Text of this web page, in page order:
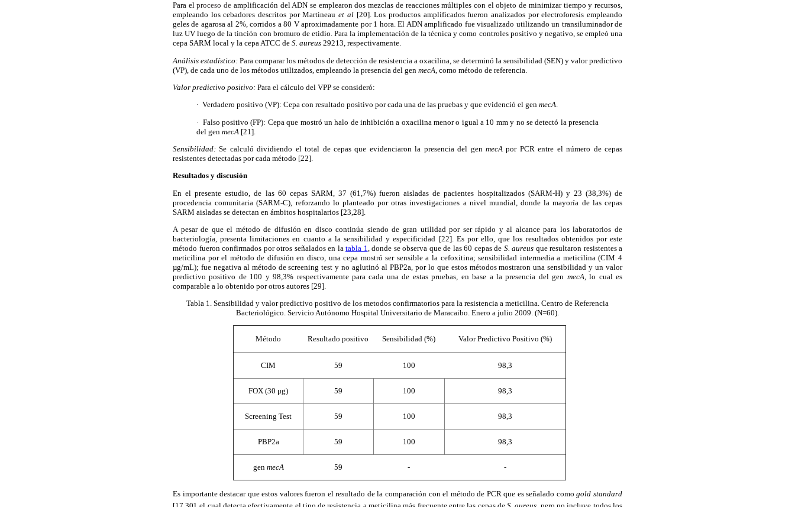
Para elproceso de amplificación del ADN se emplearon dos mezclas de reacciones múltiples con el objeto de minimizar tiempo y recursos,
empleando los cebadores descritos por Martineauet al[20]. Los productos amplificados fueron analizados por electroforesis empleando
geles de agarosa al 2%, corridos a 80 V aproximadamente por 1 hora. El ADN amplificado fue visualizado utilizando un transiluminador de
luz UV luego de la tinción con bromuro de etidio. Para la implementación de la técnica y como controles positivo y negativo, se empleó una
cepa SARM local y la cepa ATCC de S. aureus 29213, respectivamente.
Análisis estadístico: Para comparar los métodos de detección de resistencia a oxacilina, se determinó la sensibilidad (SEN) y valor predictivo
(VP), de cada uno de los métodos utilizados, empleando la presencia del gen mecA , como método de referencia.
Valor predictivo positivo: Para el cálculo del VPP se consideró:
· Verdadero positivo (VP): Cepa con resultado positivo por cada una de las pruebas y que evidenció el gen mecA.
· Falso positivo (FP): Cepa que mostró un halo de inhibición a oxacilina menor o igual a 10 mm y no se detectó la presencia
del gen mecA [21].
Sensibilidad: Se calculó dividiendo el total de cepas que evidenciaron la presencia del genmecA por PCR entre el número de cepas
resistentes detectadas por cada método [22].
Resultados y discusión
En el presente estudio, de las 60 cepas SARM, 37 (61,7%) fueron aisladas de pacientes hospitalizados (SARM-H) y 23 (38,3%) de
procedencia comunitaria (SARM-C), reforzando lo planteado por otras investigaciones a nivel mundial, donde la mayoría de las cepas
SARM aisladas se detectan en ámbitos hospitalarios [23,28].
A pesar de que el método de difusión en disco continúa siendo de gran utilidad por ser rápido y al alcance para los laboratorios de
bacteriología, presenta limitaciones en cuanto a la sensibilidad y especificidad [22]. Es por ello, que los resultados obtenidos por este
método fueron confirmados por otros señalados en la tabla 1 , donde se observa que de las 60 cepas de S. aureus que resultaron resistentes a
meticilina por el método de difusión en disco, una cepa mostró ser sensible a la cefoxitina; sensibilidad intermedia a meticilina (CIM 4
µg/mL); fue negativa al método de screening test y no aglutinó al PBP2a, por lo que estos métodos mostraron una sensibilidad y un valor
predictivo positivo de 100 y 98,3% respectivamente para cada una de estas pruebas, en base a la presencia del gen mecA , lo cual es
comparable a lo obtenido por otros autores [29].
Tabla 1 . Sensibilidad y valor predictivo positivo de los metodos confirmatorios para la resistencia a meticilina. Centro de Referencia
Bacteriológico. Servicio Autónomo Hospital Universitario de Maracaibo. Enero a julio 2009. (N=60).
Método Resultado positivo Sensibilidad (%) Valor Predictivo Positivo (%)
CIM 59 100 98,3
FOX (30 μg) 59 100 98,3
Screening Test 59 100 98,3
PBP2a 59 100 98,3
gen mecA 59 - -
Es importante destacar que estos valores fueron el resultado de la comparación con el método de PCR que es señalado como gold standard